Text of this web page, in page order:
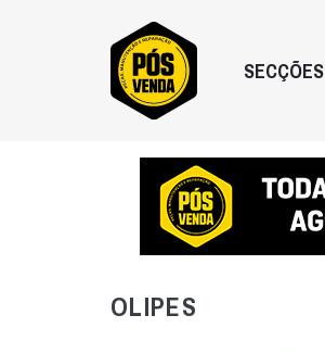
SECÇÕES
OLIPES